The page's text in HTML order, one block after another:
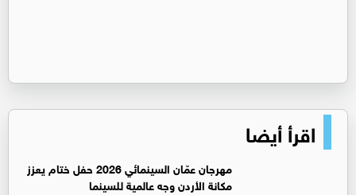
اقرأ أيضا
مهرجان عمّان السينمائي 2026 حفل ختام يعزز
مكانة الأردن وجه عالمية للسينما